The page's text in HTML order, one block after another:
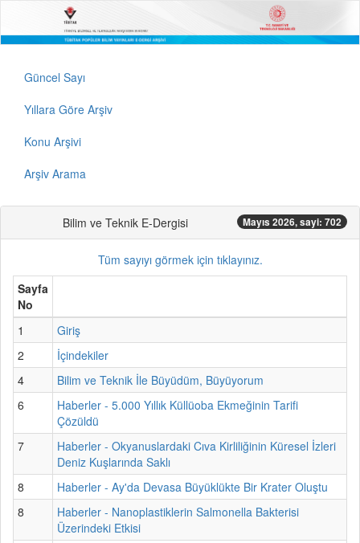
Güncel Sayı
Yıllara Göre Arşiv
Konu Arşivi
Arşiv Arama
Bilim ve Teknik E-Dergisi Mayıs 2026, sayi: 702
Tüm sayıyı görmek için tıklayınız.
Sayfa
No
1
Giriş
2
İçindekiler
4
Bilim ve Teknik İle Büyüdüm, Büyüyorum
6
Haberler - 5.000 Yıllık Küllüoba Ekmeğinin Tarifi
Çözüldü
7
Haberler - Okyanuslardaki Cıva Kirliliğinin Küresel İzleri
Deniz Kuşlarında Saklı
8
Haberler - Ay'da Devasa Büyüklükte Bir Krater Oluştu
8
Haberler - Nanoplastiklerin Salmonella Bakterisi
Üzerindeki Etkisi